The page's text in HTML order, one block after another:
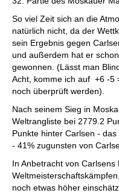
So viel Zeit sich an die
natürlich nicht, da der
sein Ergebnis gegen
und außerdem hat er
gewonnen. (Lässt man
Acht, komme ich auf +6 -5
noch überprüft werden).
Nach seinem Sieg in
Weltrangliste bei 2779.2
Punkte hinter Carlsen -
- 41% zugunsten von
In Anbetracht von Carlsens
noch etwas höher